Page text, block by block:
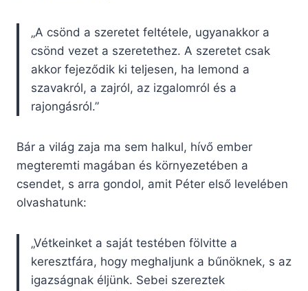
„A csönd a szeretet feltétele, ugyanakkor a
csönd vezet a szeretethez. A szeretet csak
akkor fejeződik ki teljesen, ha lemond a
szavakról, a zajról, az izgalomról és a
rajongásról.”
Bár a világ zaja ma sem halkul, hívő ember
megteremti magában és környezetében a
csendet, s arra gondol, amit Péter első levelében
olvashatunk:
„Vétkeinket a saját testében fölvitte a
keresztfára, hogy meghaljunk a bűnöknek, s az
igazságnak éljünk. Sebei szereztek